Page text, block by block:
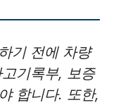
기 전에 차량
기록부, 보증
합니다. 또한,